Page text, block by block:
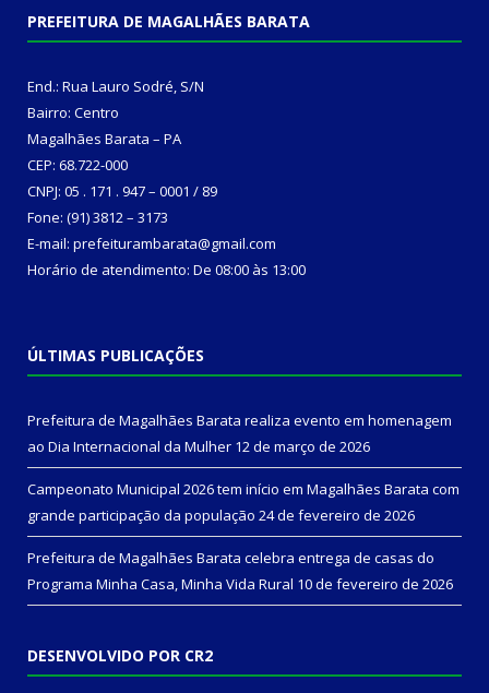
PREFEITURA DE MAGALHÃES BARATA
End.: Rua Lauro Sodré, S/N
Bairro: Centro
Magalhães Barata – PA
CEP: 68.722-000
CNPJ: 05 . 171 . 947 – 0001 / 89
Fone: (91) 3812 – 3173
E-mail: prefeiturambarata@gmail.com
Horário de atendimento: De 08:00 às 13:00
ÚLTIMAS PUBLICAÇÕES
Prefeitura de Magalhães Barata realiza evento em homenagem
ao Dia Internacional da Mulher 12 de março de 2026
Campeonato Municipal 2026 tem início em Magalhães Barata com
grande participação da população 24 de fevereiro de 2026
Prefeitura de Magalhães Barata celebra entrega de casas do
Programa Minha Casa, Minha Vida Rural 10 de fevereiro de 2026
DESENVOLVIDO POR CR2